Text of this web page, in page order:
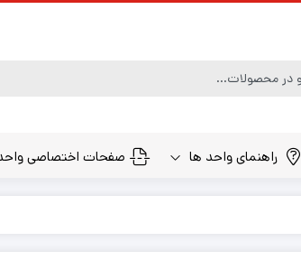
راهنمای واحد ها صفحات اختصاصی